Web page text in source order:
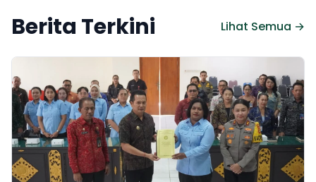
Berita Terkini Lihat Semua →